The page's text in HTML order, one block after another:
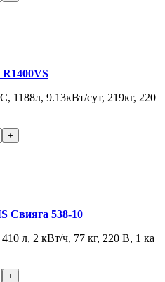
1188л, 9.13кВт/сут, 219кг, 220
Свияга 538-10
л, 2 кВт/ч, 77 кг, 220 В, 1 ка